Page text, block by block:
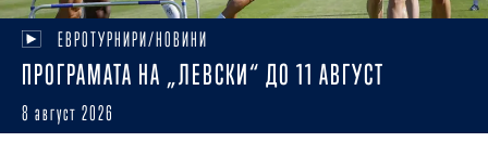
ЕВРОТУРНИРИ/НОВИНИ
ПРОГРАМАТА НА „ЛЕВСКИ“ ДО 11 АВГУСТ
8 август 2026